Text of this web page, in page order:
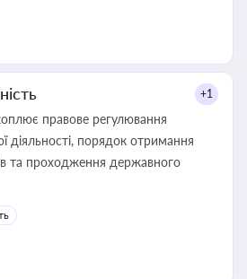
+1
правове регулювання
діяльності, порядок отримання
та проходження державного